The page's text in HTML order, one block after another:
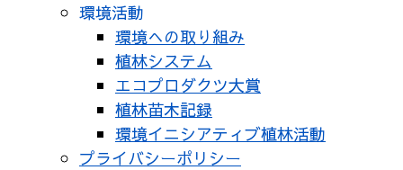
環境活動
環境への取り組み
植林システム
エコプロダクツ大賞
植林苗木記録
環境イニシアティブ植林活動
プライバシーポリシー